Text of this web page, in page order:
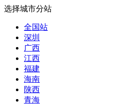
选择城市分站
全国站
深圳
广西
江西
福建
海南
陕西
青海